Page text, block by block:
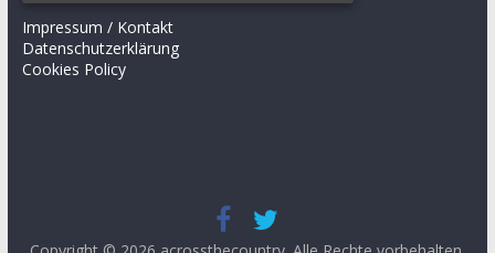
Impressum / Kontakt
Datenschutzerklärung
Cookies Policy